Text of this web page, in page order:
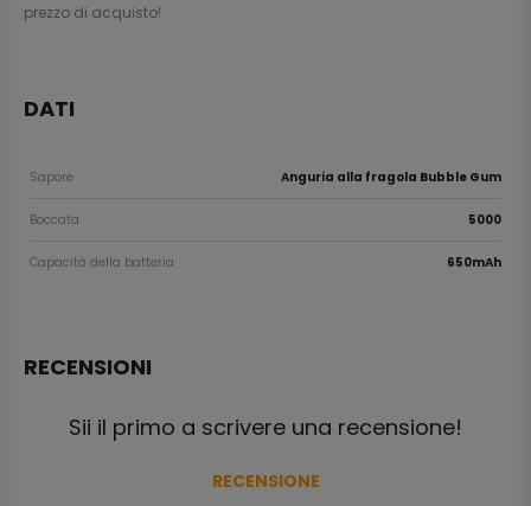
prezzo di acquisto!
DATI
Sapore Anguria alla fragola Bubble Gum
Boccata 5000
Capacità della batteria 650mAh
RECENSIONI
Sii il primo a scrivere una recensione!
RECENSIONE